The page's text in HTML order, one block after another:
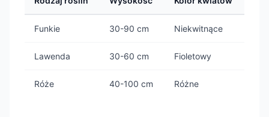
Funkie 30-90 cm Niekwitnące
Lawenda 30-60 cm Fioletowy
Róże 40-100 cm Różne